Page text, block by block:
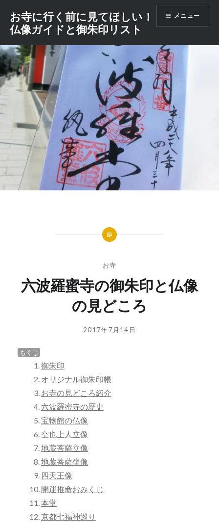
ツ
へ
ス
キ
ッ
プ
お寺に行く前に見てほしい！
仏像ガイドと御朱印リスト
メニュー
お寺
六波羅蜜寺の御朱印と仏像
の見どころ
投
投
2017年7月14日
もくじ
御朱印
オリジナル御朱印帳
お寺の見どころ紹介
六波羅蜜寺の歴史
宝物館の仏像
空也上人立像
地蔵菩薩立像
地蔵菩薩坐像
四天王像
開運推命おみくじ
本堂
京都七福神巡り